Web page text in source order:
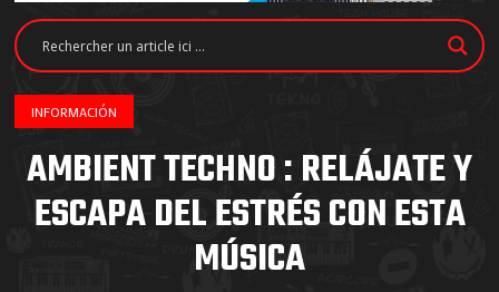
INFORMACIÓN
AMBIENT TECHNO : RELÁJATE Y
ESCAPA DEL ESTRÉS CON ESTA
MÚSICA